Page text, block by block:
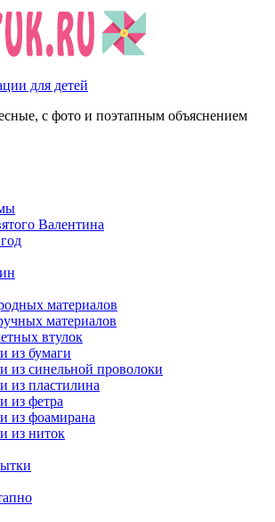
для детей
с фото и поэтапным объяснением
Валентина
материалов
материалов
втулок
из бумаги
из синельной проволоки
из пластилина
из фетра
из фоамирана
из ниток